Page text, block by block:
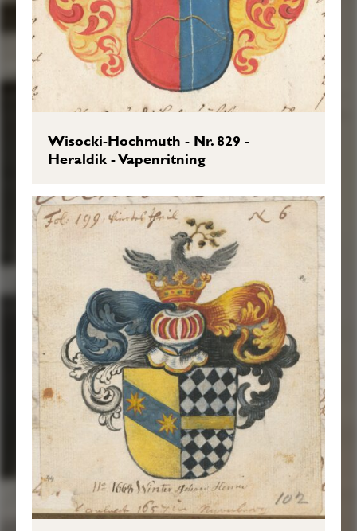
Wisocki-Hochmuth - Nr. 829 -
Heraldik - Vapenritning